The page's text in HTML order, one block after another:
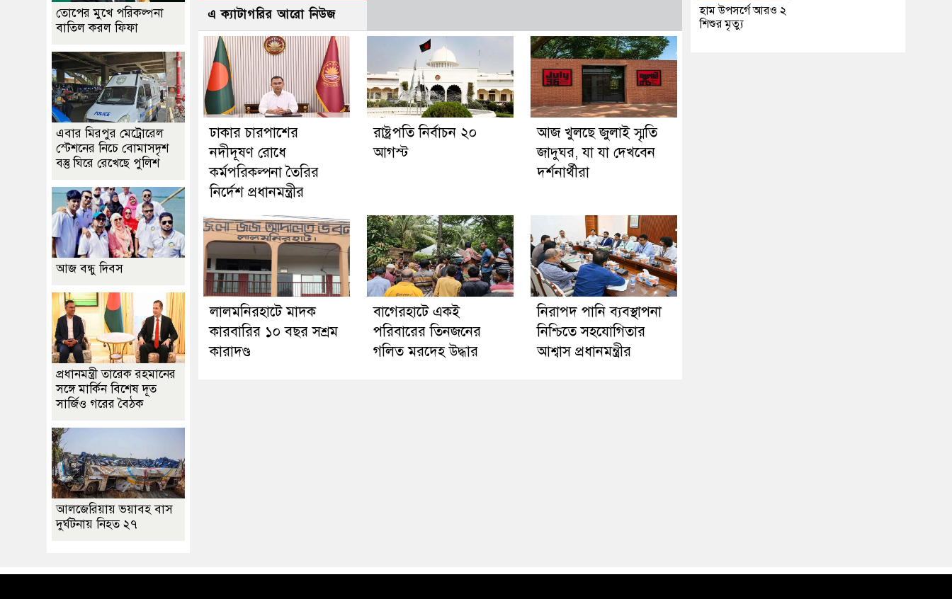
এ ক্যাটাগরির আরো নিউজ
ঢাকার চারপাশের
নদীদূষণ রোধে
কর্মপরিকল্পনা তৈরির
নির্দেশ প্রধানমন্ত্রীর
রাষ্ট্রপতি নির্বাচন ২০
আগস্ট
আজ খুলছে জুলাই স্মৃতি
জাদুঘর, যা যা দেখবেন
দর্শনার্থীরা
লালমনিরহাটে মাদক
কারবারির ১০ বছর সশ্রম
কারাদণ্ড
‎বাগেরহাটে একই
পরিবারের তিনজনের
গলিত মরদেহ উদ্ধার
নিরাপদ পানি ব্যবস্থাপনা
নিশ্চিতে সহযোগিতার
আশ্বাস প্রধানমন্ত্রীর
তোপের মুখে পরিকল্পনা
বাতিল করল ফিফা
এবার মিরপুর মেট্রোরেল
স্টেশনের নিচে বোমাসদৃশ
বস্তু ঘিরে রেখেছে পুলিশ
আজ বন্ধু দিবস
প্রধানমন্ত্রী তারেক রহমানের
সঙ্গে মার্কিন বিশেষ দূত
সার্জিও গরের বৈঠক
আলজেরিয়ায় ভয়াবহ বাস
দুর্ঘটনায় নিহত ২৭
হাম উপসর্গে আরও ২
শিশুর মৃত্যু